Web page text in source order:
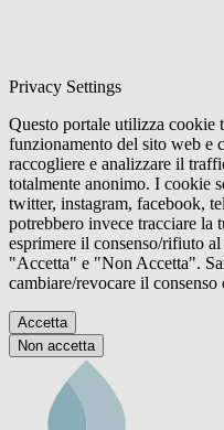
Privacy Settings
Questo portale utilizza cookie
funzionamento del sito web e
raccogliere e analizzare il
totalmente anonimo. I cookie
twitter, instagram, facebook,
potrebbero invece tracciare la
esprimere il consenso/rifiuto
"Accetta" e "Non Accetta".
cambiare/revocare il
Accetta
Non accetta